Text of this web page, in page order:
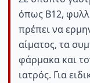
όπως B12,
πρέπει να
αίματος, τα
φάρμακα και
ιατρός. Για